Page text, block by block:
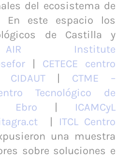
del ecosistema de
En este espacio los
de Castilla y
AIR Institute
| CETECE centro
CIDAUT| CTME –
Tecnológico de
Ebro
ICAMCyL
ITCL Centro
una muestra
sobre soluciones e